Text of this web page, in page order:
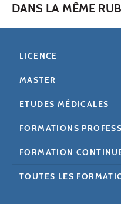
DANS LA MÊME
LICENCE
MASTER
ETUDES MÉDICALES
FORMATIONS
FORMATION
TOUTES LES